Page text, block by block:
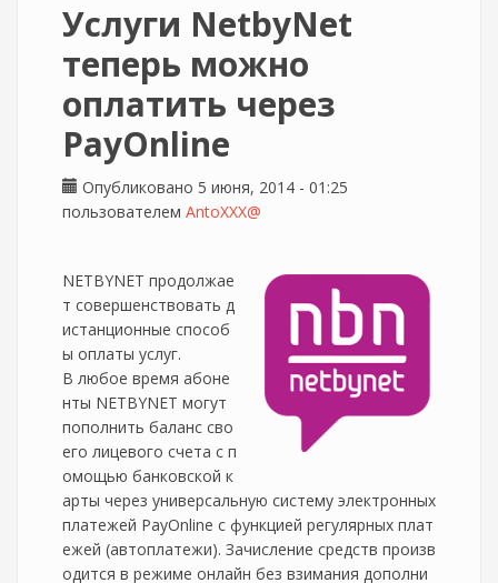
Услуги NetbyNet
теперь можно
оплатить через
PayOnline
Опубликовано 5 июня, 2014 - 01:25
пользователем AntoXXX@
NETBYNET продолжае
т совершенствовать д
истанционные способ
ы оплаты услуг.
В любое время абоне
нты NETBYNET могут
пополнить баланс сво
его лицевого счета с п
омощью банковской к
арты через универсальную систему электронных
платежей PayOnline с функцией регулярных плат
ежей (автоплатежи). Зачисление средств произв
одится в режиме онлайн без взимания дополни